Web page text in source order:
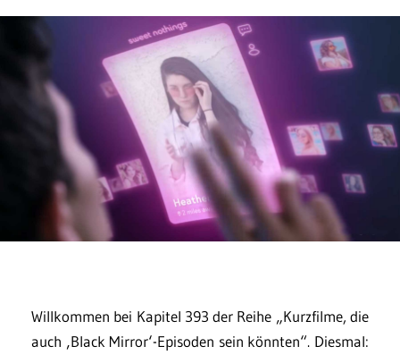
Willkommen bei Kapitel 393 der Reihe „Kurzfilme, die
auch ‚Black Mirror‘-Episoden sein könnten“. Diesmal: